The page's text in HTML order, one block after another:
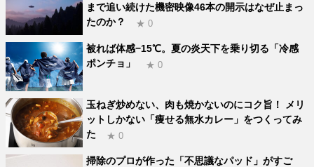
まで追い続けた機密映像46本の開示はなぜ止まっ
たのか？
★ 0
被れば体感−15℃。夏の炎天下を乗り切る「冷感
ポンチョ」
★ 0
玉ねぎ炒めない、肉も焼かないのにコク旨！ メリ
ットしかない「痩せる無水カレー」をつくってみ
た
★ 0
掃除のプロが作った「不思議なパッド」がすご